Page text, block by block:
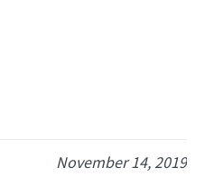
November 14, 2019